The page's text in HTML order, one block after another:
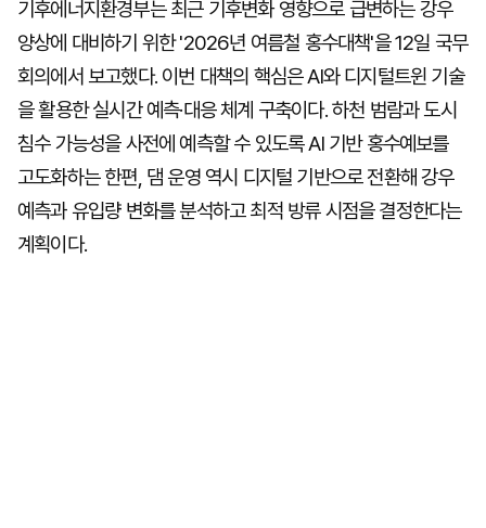
기후에너지환경부는 최근 기후변화 영향으로 급변하는 강우
양상에 대비하기 위한 '2026년 여름철 홍수대책'을 12일 국무
회의에서 보고했다. 이번 대책의 핵심은 AI와 디지털트윈 기술
을 활용한 실시간 예측·대응 체계 구축이다. 하천 범람과 도시
침수 가능성을 사전에 예측할 수 있도록 AI 기반 홍수예보를
고도화하는 한편, 댐 운영 역시 디지털 기반으로 전환해 강우
예측과 유입량 변화를 분석하고 최적 방류 시점을 결정한다는
계획이다.